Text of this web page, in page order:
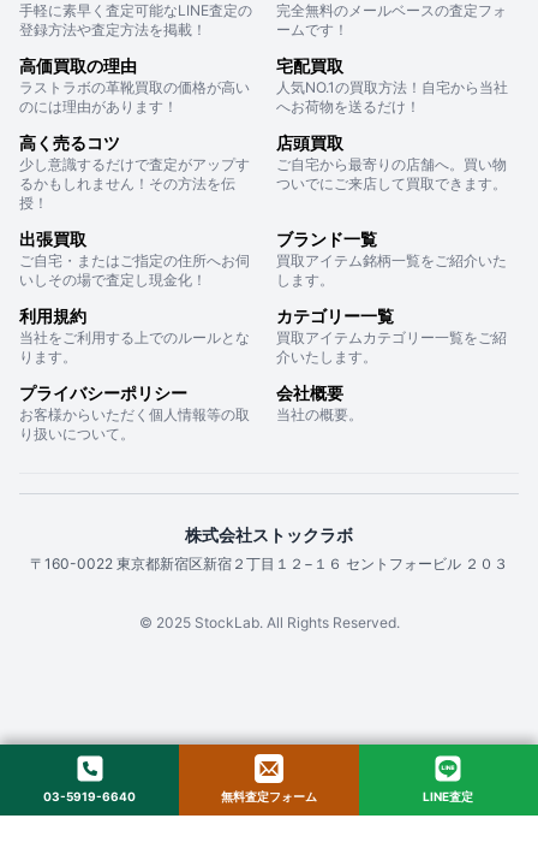
手軽に素早く査定可能なLINE査定の
登録方法や査定方法を掲載！
完全無料のメールベースの査定フォ
ームです！
高価買取の理由
ラストラボの革靴買取の価格が高い
のには理由があります！
宅配買取
人気NO.1の買取方法！自宅から当社
へお荷物を送るだけ！
高く売るコツ
少し意識するだけで査定がアップす
るかもしれません！その方法を伝
授！
店頭買取
ご自宅から最寄りの店舗へ。買い物
ついでにご来店して買取できます。
出張買取
ご自宅・またはご指定の住所へお伺
いしその場で査定し現金化！
ブランド一覧
買取アイテム銘柄一覧をご紹介いた
します。
利用規約
当社をご利用する上でのルールとな
ります。
カテゴリー一覧
買取アイテムカテゴリー一覧をご紹
介いたします。
プライバシーポリシー
お客様からいただく個人情報等の取
り扱いについて。
会社概要
当社の概要。
株式会社ストックラボ
〒160-0022 東京都新宿区新宿２丁目１２−１６ セントフォービル ２０３
© 2025 StockLab. All Rights Reserved.
03-5919-6640 無料査定フォーム LINE査定